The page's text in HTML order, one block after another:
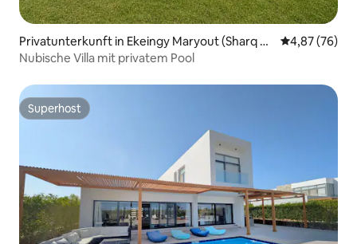
Privatunterkunft in Ekeingy Maryout (Sharq W
A Gharb)
4,87 (76)
Nubische Villa mit privatem Pool
Superhost
Superhost